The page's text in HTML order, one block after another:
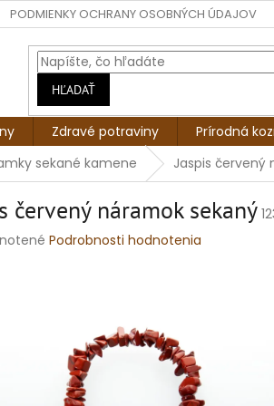
PODMIENKY OCHRANY OSOBNÝCH ÚDAJOV
HĽADAŤ
Zdravé potraviny Prírodná
sekané kamene Jaspis červený
červený náramok sekaný
Podrobnosti hodnotenia